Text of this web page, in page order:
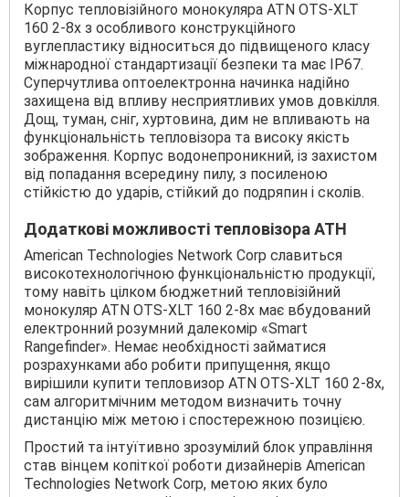
Корпус тепловізійного монокуляра ATN OTS-XLT
160 2-8x з особливого конструкційного
вуглепластику відноситься до підвищеного класу
міжнародної стандартизації безпеки та має IP67.
Суперчутлива оптоелектронна начинка надійно
захищена від впливу несприятливих умов довкілля.
Дощ, туман, сніг, хуртовина, дим не впливають на
функціональність тепловізора та високу якість
зображення. Корпус водонепроникний, із захистом
від попадання всередину пилу, з посиленою
стійкістю до ударів, стійкий до подряпин і сколів.
Додаткові можливості тепловізора АТН
American Technologies Network Corp славиться
високотехнологічною функціональністю продукції,
тому навіть цілком бюджетний тепловізійний
монокуляр ATN OTS-XLT 160 2-8x має вбудований
електронний розумний далекомір «Smart
Rangefinder». Немає необхідності займатися
розрахунками або робити припущення, якщо
вирішили купити тепловизор ATN OTS-XLT 160 2-8x,
сам алгоритмічним методом визначить точну
дистанцію між метою і спостережною позицією.
Простий та інтуїтивно зрозумілий блок управління
став вінцем копіткої роботи дизайнерів American
Technologies Network Corp, метою яких було